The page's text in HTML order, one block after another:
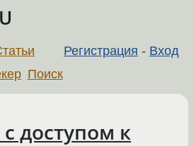
Регистрация - Вход
Поиск
доступом к